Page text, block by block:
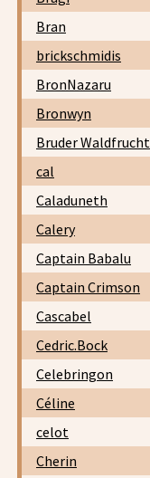
Bran
brickschmidis
BronNazaru
Bronwyn
Bruder Waldfrucht
cal
Caladuneth
Calery
Captain Babalu
Captain Crimson
Cascabel
Cedric.Bock
Celebringon
Céline
celot
Cherin